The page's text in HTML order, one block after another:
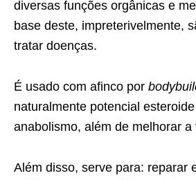
diversas funções orgânicas e
base deste, impreterivelmente,
tratar doenças.
É usado com afinco por
naturalmente potencial
anabolismo, além de melhorar a
Além disso, serve para: reparar